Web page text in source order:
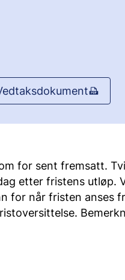
for sent fremsatt.
etter fristens utløp.
for når fristen anses